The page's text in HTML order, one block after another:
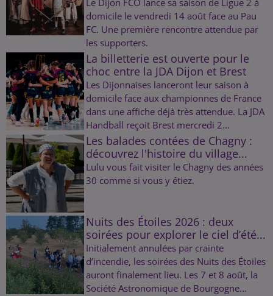
domicile le vendredi 14 août face au Pau
FC. Une première rencontre attendue par
les supporters.
La billetterie est ouverte pour le
choc entre la JDA Dijon et Brest
Les Dijonnaises lanceront leur saison à
domicile face aux championnes de France
dans une affiche déjà très attendue. La JDA
Handball reçoit Brest mercredi 2...
Les balades contées de Chagny :
découvrez l'histoire du village...
Lulu vous fait visiter le Chagny des années
30 comme si vous y étiez.
Nuits des Étoiles 2026 : deux
soirées pour explorer le ciel d’été...
Initialement annulées par crainte
d’incendie, les soirées des Nuits des Étoiles
auront finalement lieu. Les 7 et 8 août, la
Société Astronomique de Bourgogne...